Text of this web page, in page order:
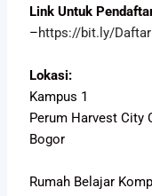
Link Untuk
–https://bit.ly/
Lokasi:
Kampus 1
Perum Harvest City
Bogor
Rumah Belajar